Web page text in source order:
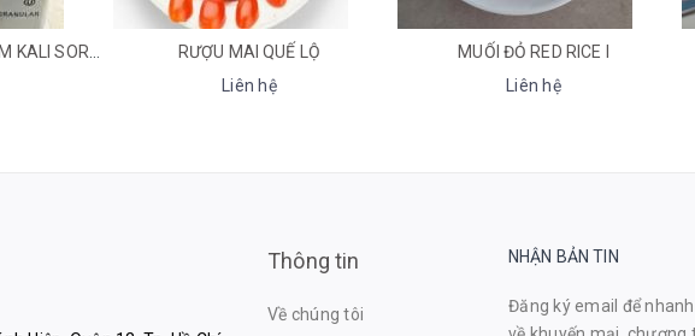
BẢO QUẢN THỰC PHẨM KALI SORBATE (POTASSIUM SORBATE) (INS 202)
RƯỢU MAI QUẾ LỘ
Liên hệ
MUỐI ĐỎ RED RICE I
Liên hệ
Thông tin
Về chúng tôi
NHẬN BẢN TIN
Đăng ký email để